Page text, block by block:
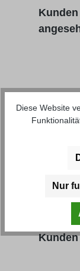
181,20 €
Diese Website
Nur